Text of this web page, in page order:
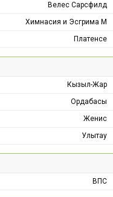
Велес Сарсфилд
Химнасия и Эсгрима М
Платенсе
Кызыл-Жар
Ордабасы
Женис
Улытау
ВПС